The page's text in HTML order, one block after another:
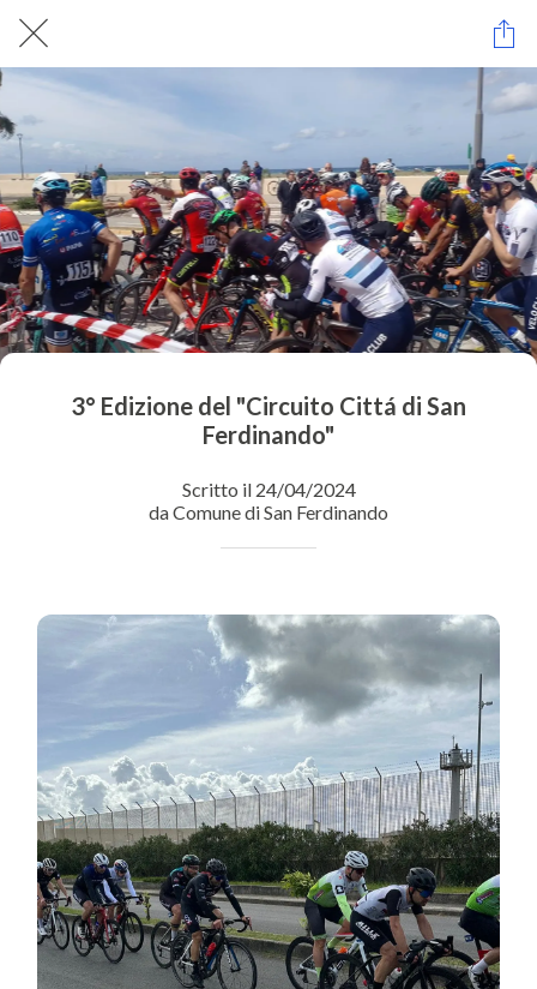
3° Edizione del "Circuito Cittá di San
Ferdinando"
Scritto il 24/04/2024
da Comune di San Ferdinando